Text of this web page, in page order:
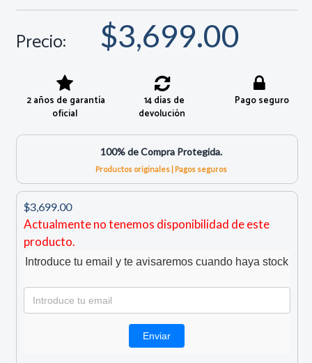
Precio: $3,699.00
2 años de garantía
oficial
14 días de
devolución
Pago seguro
100% de Compra Protegida.
Productos originales | Pagos seguros
$3,699.00
Actualmente no tenemos disponibilidad de este
producto.
Introduce tu email y te avisaremos cuando haya stock